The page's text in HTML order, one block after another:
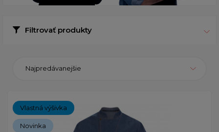
Filtrovať produkty
Najpredávanejšie
Vlastná výšivka
Novinka